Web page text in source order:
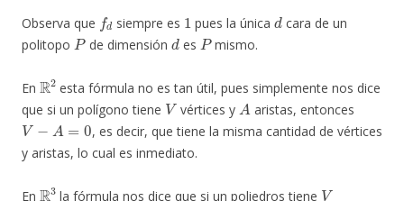
Observa que
d
siempre es pues la única
d
cara de un
politopo
P
de dimensión
d
es
P
mismo.
En
R2
esta fórmula no es tan útil, pues simplemente nos dice
que si un polígono tiene
V
vértices y
A
aristas, entonces
V−A= 0
, es decir, que tiene la misma cantidad de vértices
y aristas, lo cual es inmediato.
En
R3
la fórmula nos dice que si un poliedros tiene
V